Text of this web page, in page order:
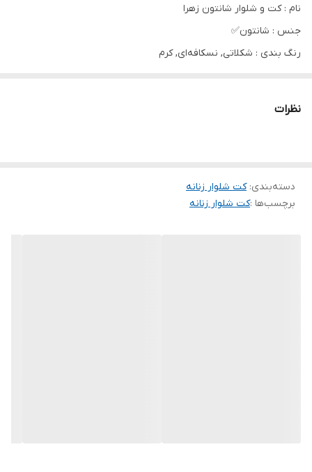
نام : کت و شلوار شانتون زهرا
جنس : شانتون✅
رنگ بندی : شکلاتی, نسکافه‌ای, کرم
⚜دکمه و جیب نما
⚜قدآستین 58
نظرات
دسته‌بندی:کت شلوار زنانه
برچسب‌ها :کت شلوار زنانه